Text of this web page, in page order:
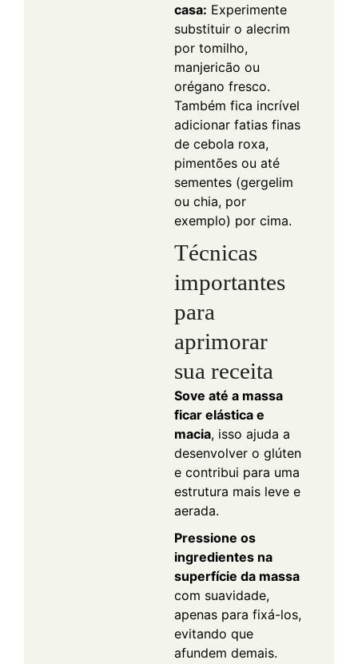
casa: Experimente
substituir o alecrim
por tomilho,
manjericão ou
orégano fresco.
Também fica incrível
adicionar fatias finas
de cebola roxa,
pimentões ou até
sementes (gergelim
ou chia, por
exemplo) por cima.
Técnicas
importantes
para
aprimorar
sua receita
Sove até a massa
ficar elástica e
macia, isso ajuda a
desenvolver o glúten
e contribui para uma
estrutura mais leve e
aerada.
Pressione os
ingredientes na
superfície da massa
com suavidade,
apenas para fixá-los,
evitando que
afundem demais.